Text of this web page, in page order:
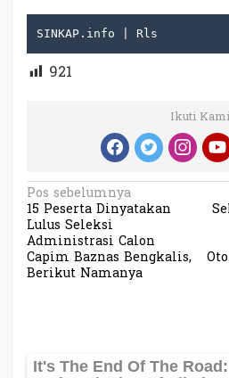
SINKAP.info | Rls
921
Ikuti Kami
N
a
v
i
Pos sebelumnya
15 Peserta Dinyatakan
Lulus Seleksi
Administrasi Calon
Capim Baznas Bengkalis,
Berikut Namanya